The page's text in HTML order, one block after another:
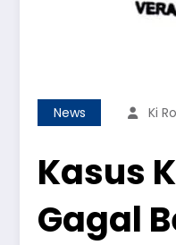
News Ki
Kasus
Gagal